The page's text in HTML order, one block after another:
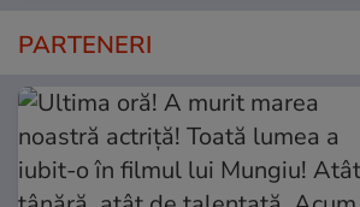
PARTENERI